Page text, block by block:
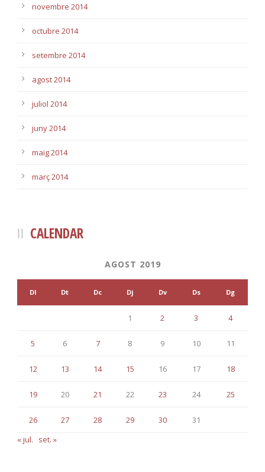
novembre 2014
octubre 2014
setembre 2014
agost 2014
juliol 2014
juny 2014
maig 2014
març 2014
CALENDAR
AGOST 2019
Dl Dt Dc Dj Dv Ds Dg
1 2 3 4
5 6 7 8 9 10 11
12 13 14 15 16 17 18
19 20 21 22 23 24 25
26 27 28 29 30
31
« jul.
set. »